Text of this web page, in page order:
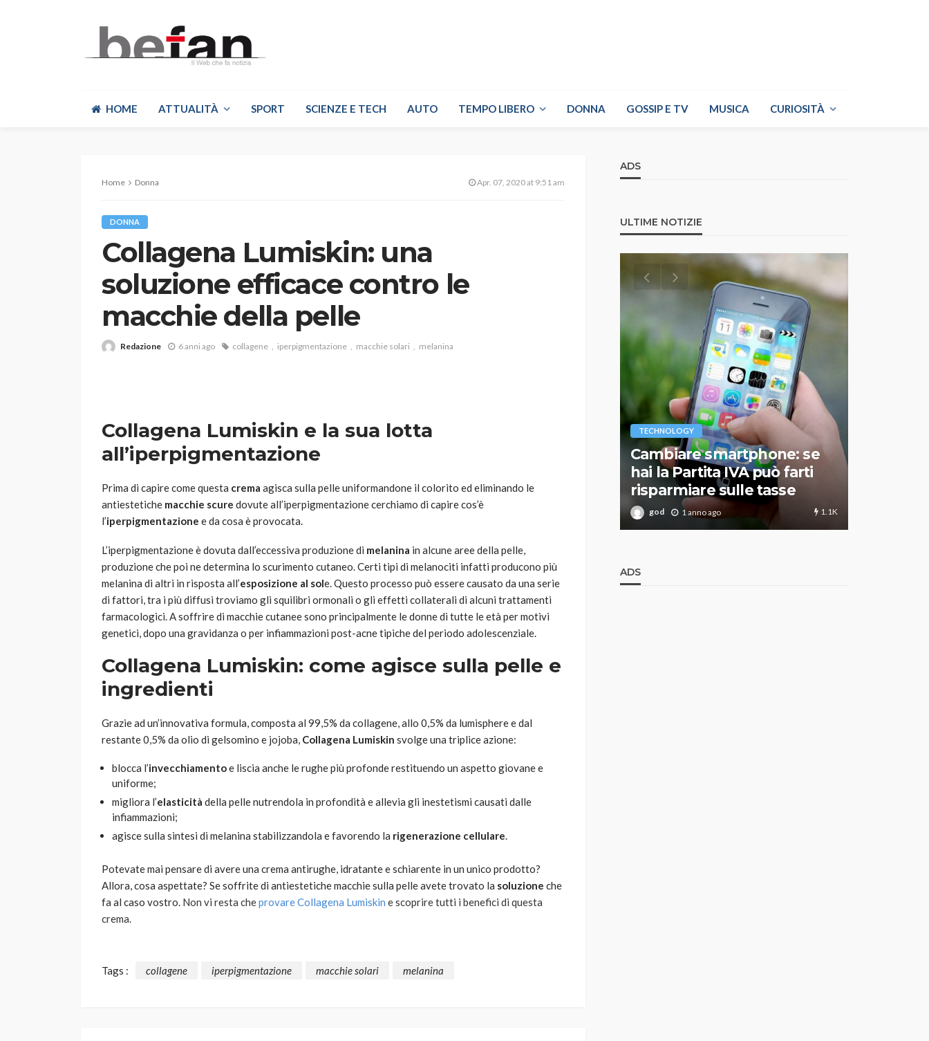
HOME ATTUALITÀ SPORT SCIENZE E TECH AUTO TEMPO LIBERO DONNA GOSSIP E TV MUSICA CURIOSITÀ
Home Donna Apr. 07, 2020 at 9:51 am
DONNA
Collagena Lumiskin: una
soluzione efficace contro le
macchie della pelle
Redazione 6 anni ago collagene iperpigmentazione macchie solari melanina
Collagena Lumiskin e la sua lotta
all’iperpigmentazione
Prima di capire come questa crema agisca sulla pelle uniformandone il colorito ed eliminando le
antiestetiche macchie scure dovute all’iperpigmentazione cerchiamo di capire cos’è
l’iperpigmentazione e da cosa è provocata.
L’iperpigmentazione è dovuta dall’eccessiva produzione di melanina in alcune aree della pelle,
produzione che poi ne determina lo scurimento cutaneo. Certi tipi di melanociti infatti producono più
melanina di altri in risposta all’esposizione al sole. Questo processo può essere causato da una serie
di fattori, tra i più diffusi troviamo gli squilibri ormonali o gli effetti collaterali di alcuni trattamenti
farmacologici. A soffrire di macchie cutanee sono principalmente le donne di tutte le età per motivi
genetici, dopo una gravidanza o per infiammazioni post-acne tipiche del periodo adolescenziale.
Collagena Lumiskin: come agisce sulla pelle e
ingredienti
Grazie ad un’innovativa formula, composta al 99,5% da collagene, allo 0,5% da lumisphere e dal
restante 0,5% da olio di gelsomino e jojoba, Collagena Lumiskin svolge una triplice azione:
blocca l’invecchiamentoe liscia anche le rughe più profonde restituendo un aspetto giovane e
uniforme;
migliora l’elasticità della pelle nutrendola in profondità e allevia gli inestetismi causati dalle
infiammazioni;
agisce sulla sintesi di melanina stabilizzandola e favorendo la rigenerazione cellulare.
Potevate mai pensare di avere una crema antirughe, idratante e schiarente in un unico prodotto?
Allora, cosa aspettate? Se soffrite di antiestetiche macchie sulla pelle avete trovato la soluzione che
fa al caso vostro. Non vi resta cheprovare Collagena Lumiskin e scopriretutti i benefici di questa
crema.
Tags : collagene iperpigmentazione macchie solari melanina
ADS
ULTIME NOTIZIE
VARIE
scegliere per il tuo prato
god 1 anno ago 785
Davis: tennis mondiale e
abbracciano la stessa causa
god 9 mesi ago
TECHNOLOGY
Cambiare smartphone: se
hai la Partita IVA può farti
risparmiare sulle tasse
god 1 anno ago 1.1K
ADS